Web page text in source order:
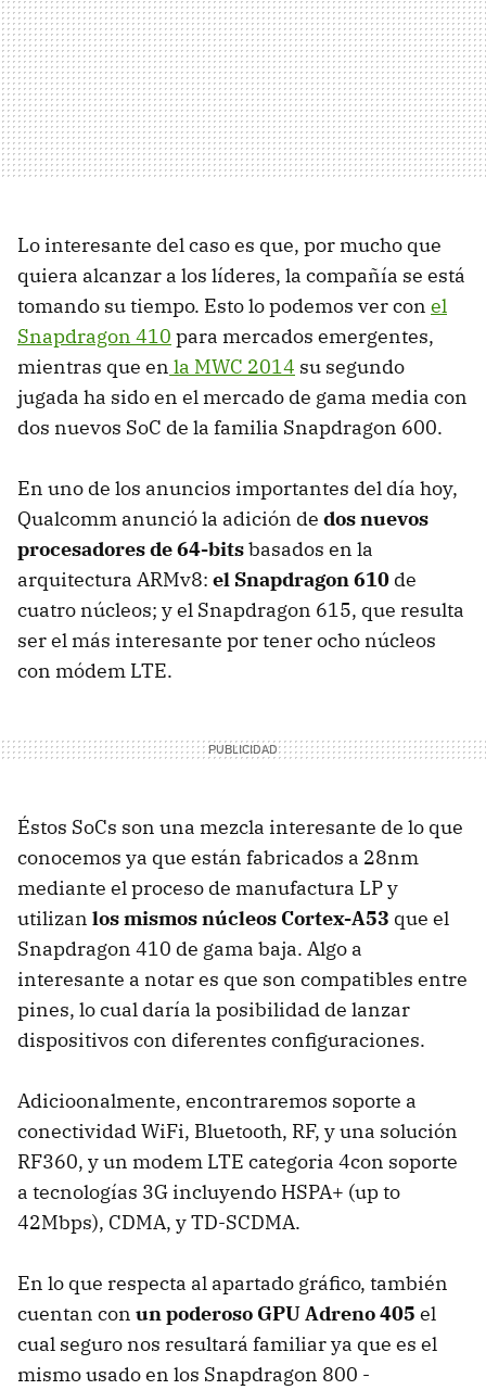
Lo interesante del caso es que, por mucho que
quiera alcanzar a los líderes, la compañía se está
tomando su tiempo. Esto lo podemos ver con el
Snapdragon 410 para mercados emergentes,
mientras que en la MWC 2014 su segundo
jugada ha sido en el mercado de gama media con
dos nuevos SoC de la familia Snapdragon 600.
En uno de los anuncios importantes del día hoy,
Qualcomm anunció la adición de dos nuevos
procesadores de 64-bitsbasados en la
arquitectura ARMv8: el Snapdragon 610 de
cuatro núcleos; y el Snapdragon 615, que resulta
ser el más interesante por tener ocho núcleos
con módem LTE.
Éstos SoCs son una mezcla interesante de lo que
conocemos ya que están fabricados a 28nm
mediante el proceso de manufactura LP y
utilizan los mismos núcleos Cortex-A53 que el
Snapdragon 410 de gama baja. Algo a
interesante a notar es que son compatibles entre
pines, lo cual daría la posibilidad de lanzar
dispositivos con diferentes configuraciones.
Adicioonalmente, encontraremos soporte a
conectividad WiFi, Bluetooth, RF, y una solución
RF360, y un modem LTE categoria 4con soporte
a tecnologías 3G incluyendo HSPA+ (up to
42Mbps), CDMA, y TD-SCDMA.
En lo que respecta al apartado gráfico, también
cuentan con un poderoso GPU Adreno 405 el
cual seguro nos resultará familiar ya que es el
mismo usado en los Snapdragon 800 -